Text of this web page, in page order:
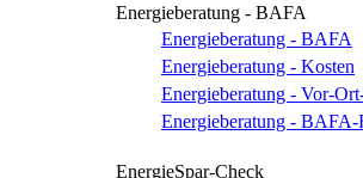
Energieberatung - BAFA
Energieberatung - BAFA
Energieberatung - Kosten
Energieberatung - Vor-
Energieberatung -
EnergieSpar-Check